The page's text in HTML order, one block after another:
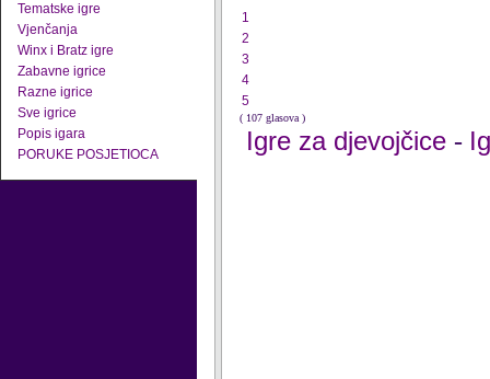
Tematske igre
Vjenčanja
Winx i Bratz igre
Zabavne igrice
Razne igrice
Sve igrice
Popis igara
PORUKE POSJETIOCA
1
2
3
4
5
( 107 glasova )
Igre za djevojčice -